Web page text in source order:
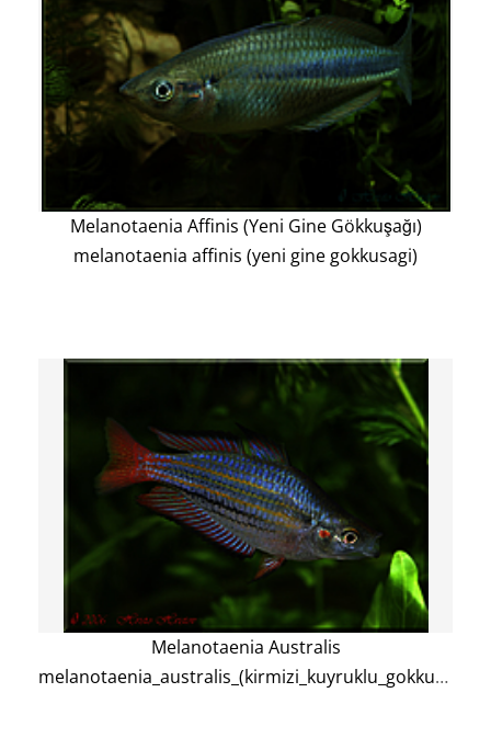
Melanotaenia Affinis (Yeni Gine Gökkuşağı)
melanotaenia affinis (yeni gine gokkusagi)
Melanotaenia Australis
melanotaenia_australis_(kirmizi_kuyruklu_gokkusagi)